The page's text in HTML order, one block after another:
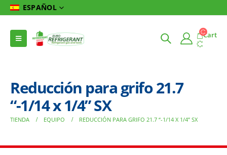
ESPAÑOL
Cart
Reducción para grifo 21.7
“-1/14 x 1/4” SX
TIENDA EQUIPO REDUCCIÓN PARA GRIFO 21.7 “-1/14 X 1/4” SX